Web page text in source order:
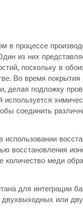
в процессе
из них
поскольку в
Во время
делая подложку
соединить
восстановления
меди
для интеграции
или